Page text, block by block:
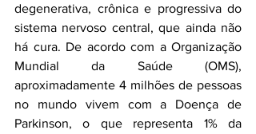
degenerativa, crônica e progressiva do
sistema nervoso central, que ainda não
há cura. De acordo com a Organização
Mundial da Saúde (OMS),
aproximadamente 4 milhões de pessoas
no mundo vivem com a Doença de
Parkinson, o que representa 1% da